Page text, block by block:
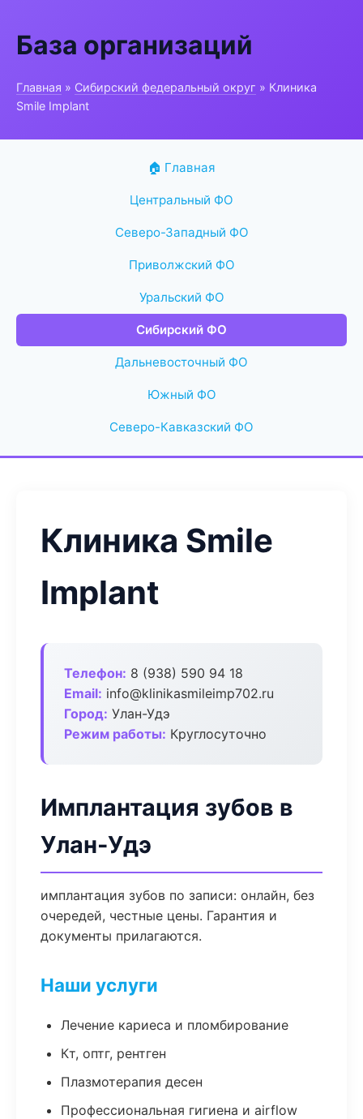
База организаций
Главная » Сибирский федеральный округ » Клиника
Smile Implant
🏠 Главная
Центральный ФО
Северо-Западный ФО
Приволжский ФО
Уральский ФО
Сибирский ФО
Дальневосточный ФО
Южный ФО
Северо-Кавказский ФО
Клиника Smile
Implant
Телефон: 8 (938) 590 94 18
Email: info@klinikasmileimp702.ru
Город: Улан-Удэ
Режим работы: Круглосуточно
Имплантация зубов в
Улан-Удэ
имплантация зубов по записи: онлайн, без
очередей, честные цены. Гарантия и
документы прилагаются.
Наши услуги
Лечение кариеса и пломбирование
Кт, оптг, рентген
Плазмотерапия десен
Профессиональная гигиена и airflow